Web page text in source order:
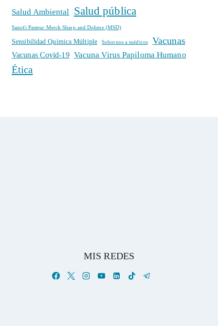
Salud Ambiental Salud pública
Sanofi Pasteur Merck Sharp and Dohme (MSD)
Sensibilidad Química Múltiple Sobornos a médicos Vacunas
Vacunas Covid-19 Vacuna Virus Papiloma Humano
Ética
MIS REDES